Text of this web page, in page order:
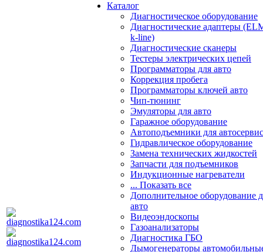
Каталог
Диагностическое оборудование
Диагностические адаптеры
k-line)
Диагностические сканеры
Тестеры электрических цепей
Программаторы для авто
Коррекция пробега
Программаторы ключей авто
Чип-тюнинг
Эмуляторы для авто
Гаражное оборудование
Автоподъемники для
Гидравлическое оборудование
Замена технических жидкостей
Запчасти для подъемников
Индукционные нагреватели
... Показать все
Дополнительное оборудование
авто
Видеоэндоскопы
Газоанализаторы
Диагностика ГБО
Дымогенераторы